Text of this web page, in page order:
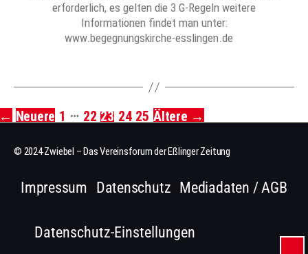
erforderlich, es gelten die 3 G-Regeln weitere
Informationen findet man unter:
www.begegnungskirche-esslingen.de
Seitennummerierung
der
Neuere 1 … 22 23 24 25 Ältere →
© 2024 Zwiebel – Das Vereinsforum der Eßlinger Zeitung
Impressum Datenschutz Mediadaten / AGB
Datenschutz-Einstellungen